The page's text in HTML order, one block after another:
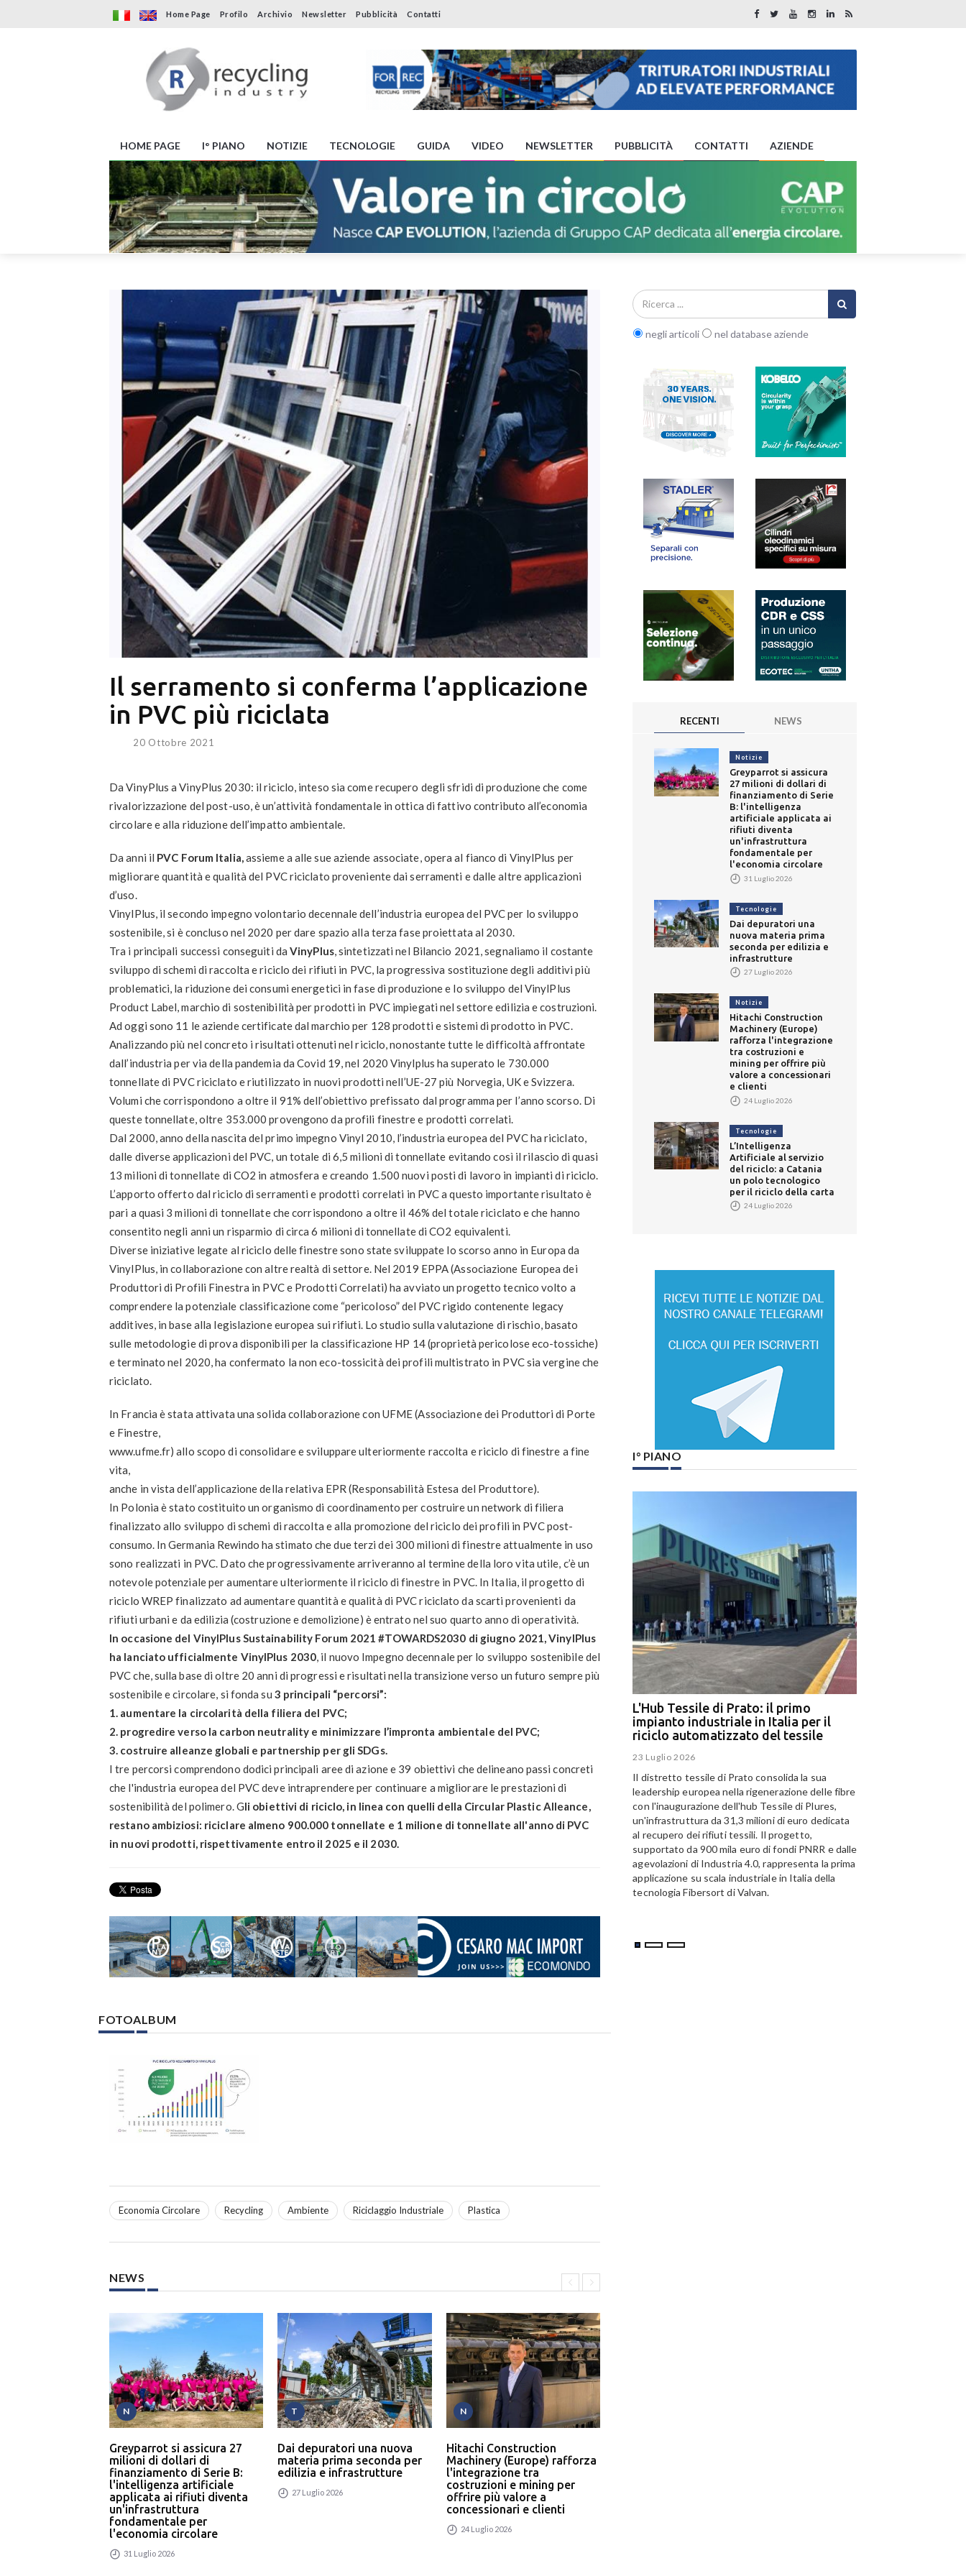
Home Page Profilo Archivio Newsletter Pubblicità Contatti
HOME PAGE I° PIANO NOTIZIE TECNOLOGIE GUIDA VIDEO NEWSLETTER PUBBLICITÀ CONTATTI AZIENDE
Il serramento si conferma l’applicazione
in PVC più riciclata
20 Ottobre 2021
Da VinyPlus a VinyPlus 2030: il riciclo, inteso sia come recupero degli sfridi di produzione che come
rivalorizzazione del post-uso, è un’attività fondamentale in ottica di fattivo contributo all’economia
circolare e alla riduzione dell’impatto ambientale.
Da anni il PVC Forum Italia,assieme a alle sue aziende associate, opera al fianco di VinylPlus per
migliorare quantità e qualità del PVC riciclato proveniente dai serramenti e dalle altre applicazioni
d’uso.
VinylPlus, il secondo impegno volontario decennale dell’industria europea del PVC per lo sviluppo
sostenibile, si è concluso nel 2020 per dare spazio alla terza fase proiettata al 2030.
Tra i principali successi conseguiti da VinyPlus, sintetizzati nel Bilancio 2021, segnaliamo il costante
sviluppo di schemi di raccolta e riciclo dei rifiuti in PVC, la progressiva sostituzione degli additivi più
problematici, la riduzione dei consumi energetici in fase di produzione e lo sviluppo del VinylPlus
Product Label, marchio di sostenibilità per prodotti in PVC impiegati nel settore edilizia e costruzioni.
Ad oggi sono 11 le aziende certificate dal marchio per 128 prodotti e sistemi di prodotto in PVC.
Analizzando più nel concreto i risultati ottenuti nel riciclo, nonostante tutte le difficoltà affrontate
dall’industria per via della pandemia da Covid 19, nel 2020 Vinylplus ha superato le 730.000
tonnellate di PVC riciclato e riutilizzato in nuovi prodotti nell’UE-27 più Norvegia, UK e Svizzera.
Volumi che corrispondono a oltre il 91% dell’obiettivo prefissato dal programma per l’anno scorso. Di
queste tonnellate, oltre 353.000 provengono da profili finestre e prodotti correlati.
Dal 2000, anno della nascita del primo impegno Vinyl 2010, l’industria europea del PVC ha riciclato,
dalle diverse applicazioni del PVC, un totale di 6,5 milioni di tonnellate evitando così il rilascio di quasi
13 milioni di tonnellate di CO2 in atmosfera e creando 1.500 nuovi posti di lavoro in impianti di riciclo.
L’apporto offerto dal riciclo di serramenti e prodotti correlati in PVC a questo importante risultato è
pari a quasi 3 milioni di tonnellate che corrispondono a oltre il 46% del totale riciclato e che hanno
consentito negli anni un risparmio di circa 6 milioni di tonnellate di CO2 equivalenti.
Diverse iniziative legate al riciclo delle finestre sono state sviluppate lo scorso anno in Europa da
VinylPlus, in collaborazione con altre realtà di settore. Nel 2019 EPPA (Associazione Europea dei
Produttori di Profili Finestra in PVC e Prodotti Correlati) ha avviato un progetto tecnico volto a
comprendere la potenziale classificazione come “pericoloso” del PVC rigido contenente legacy
additives, in base alla legislazione europea sui rifiuti. Lo studio sulla valutazione di rischio, basato
sulle metodologie di prova disponibili per la classificazione HP 14 (proprietà pericolose eco-tossiche)
e terminato nel 2020, ha confermato la non eco-tossicità dei profili multistrato in PVC sia vergine che
riciclato.
In Francia è stata attivata una solida collaborazione con UFME (Associazione dei Produttori di Porte
e Finestre,
www.ufme.fr) allo scopo di consolidare e sviluppare ulteriormente raccolta e riciclo di finestre a fine
vita,
anche in vista dell’applicazione della relativa EPR (Responsabilità Estesa del Produttore).
In Polonia è stato costituito un organismo di coordinamento per costruire un network di filiera
finalizzato allo sviluppo di schemi di raccolta e alla promozione del riciclo dei profili in PVC post-
consumo. In Germania Rewindo ha stimato che due terzi dei 300 milioni di finestre attualmente in uso
sono realizzati in PVC. Dato che progressivamente arriveranno al termine della loro vita utile, c’è un
notevole potenziale per aumentare ulteriormente il riciclo di finestre in PVC. In Italia, il progetto di
riciclo WREP finalizzato ad aumentare quantità e qualità di PVC riciclato da scarti provenienti da
rifiuti urbani e da edilizia (costruzione e demolizione) è entrato nel suo quarto anno di operatività.
In occasione del VinylPlus Sustainability Forum 2021 #TOWARDS2030 di giugno 2021, VinylPlus
ha lanciato ufficialmente VinylPlus 2030, il nuovo Impegno decennale per lo sviluppo sostenibile del
PVC che, sulla base di oltre 20 anni di progressi e risultati nella transizione verso un futuro sempre più
sostenibile e circolare, si fonda su 3 principali “percorsi”:
1. aumentare la circolarità della filiera del PVC;
2. progredire verso la carbon neutrality e minimizzare l’impronta ambientale del PVC;
3. costruire alleanze globali e partnership per gli SDGs.
I tre percorsi comprendono dodici principali aree di azione e 39 obiettivi che delineano passi concreti
che l'industria europea del PVC deve intraprendere per continuare a migliorare le prestazioni di
sostenibilità del polimero. Gli obiettivi di riciclo, in linea con quelli della Circular Plastic Alleance,
restano ambiziosi: riciclare almeno 900.000 tonnellate e 1 milione di tonnellate all'anno di PVC
in nuovi prodotti, rispettivamente entro il 2025 e il 2030.
FOTOALBUM
Economia Circolare Recycling Ambiente Riciclaggio Industriale Plastica
NEWS
N
Greyparrot si assicura 27
milioni di dollari di
finanziamento di Serie B:
l'intelligenza artificiale
applicata ai rifiuti diventa
un'infrastruttura
fondamentale per
l'economia circolare
31 Luglio 2026
T
Dai depuratori una nuova
materia prima seconda per
edilizia e infrastrutture
27 Luglio 2026
N
Hitachi Construction
Machinery (Europe) rafforza
l'integrazione tra
costruzioni e mining per
offrire più valore a
concessionari e clienti
24 Luglio 2026
negli articoli nel database aziende
RECENTI NEWS
Notizie
Greyparrot si assicura
27 milioni di dollari di
finanziamento di Serie
B: l'intelligenza
artificiale applicata ai
rifiuti diventa
un'infrastruttura
fondamentale per
l'economia circolare
31 Luglio 2026
Tecnologie
Dai depuratori una
nuova materia prima
seconda per edilizia e
infrastrutture
27 Luglio 2026
Notizie
Hitachi Construction
Machinery (Europe)
rafforza l'integrazione
tra costruzioni e
mining per offrire più
valore a concessionari
e clienti
24 Luglio 2026
Tecnologie
L’Intelligenza
Artificiale al servizio
del riciclo: a Catania
un polo tecnologico
per il riciclo della carta
24 Luglio 2026
I° PIANO
L'Hub Tessile di Prato: il primo
impianto industriale in Italia per il
riciclo automatizzato del tessile
23 Luglio 2026
Il distretto tessile di Prato consolida la sua
leadership europea nella rigenerazione delle fibre
con l'inaugurazione dell'hub Tessile di Plures,
un'infrastruttura da 31,3 milioni di euro dedicata
al recupero dei rifiuti tessili. Il progetto,
supportato da 900 mila euro di fondi PNRR e dalle
agevolazioni di Industria 4.0, rappresenta la prima
applicazione su scala industriale in Italia della
tecnologia Fibersort di Valvan.